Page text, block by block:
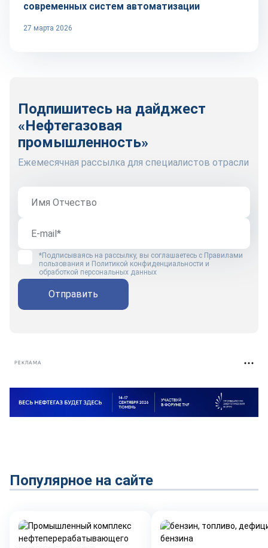
современных систем автоматизации
27 марта 2026
Подпишитесь на дайджест
«Нефтегазовая
промышленность»
Ежемесячная рассылка для специалистов отрасли
*Подписываясь на рассылку, вы соглашаетесь с Правилами
пользования и Политикой конфиденциальности и
обработкой персональных данных
Отправить
РЕКЛАМА
Популярное на сайте